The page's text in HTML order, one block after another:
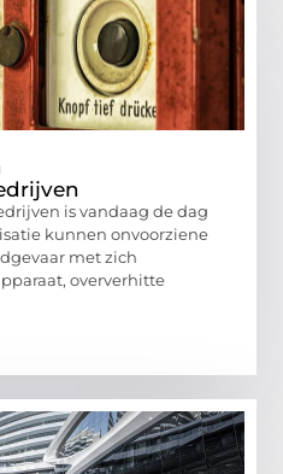
is vandaag de dag
kunnen onvoorziene
met zich
oververhitte